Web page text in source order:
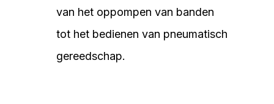
van het oppompen van banden
tot het bedienen van pneumatisch
gereedschap.